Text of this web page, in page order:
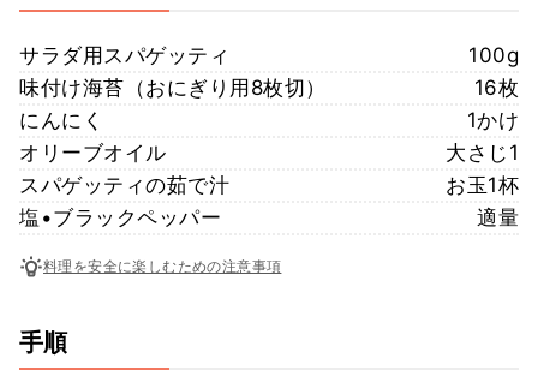
サラダ用スパゲッティ
100g
味付け海苔（おにぎり用8枚切）
16枚
にんにく
1かけ
オリーブオイル
大さじ1
スパゲッティの茹で汁
お玉1杯
塩•ブラックペッパー
適量
料理を安全に楽しむための注意事項
手順